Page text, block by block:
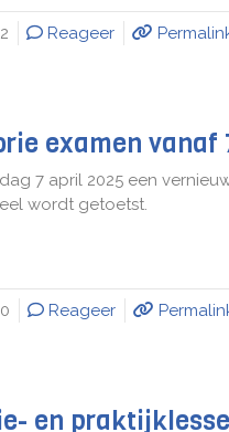
Reageer
examen vanaf
7 april 2025 een
wordt getoetst.
Reageer
en